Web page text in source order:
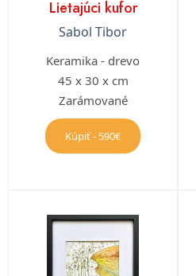
Lietajúci kufor
Sabol Tibor
Keramika - drevo
45 x 30 x cm
Zarámované
Kúpiť - 590€